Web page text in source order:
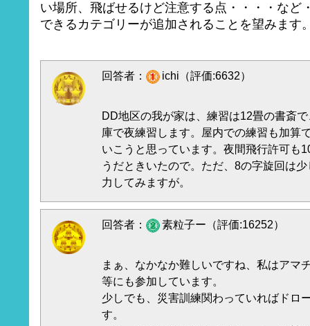
い場所、飛ばせるけど注意する点・・・・など
できるカテゴリーが追加されることを望みます
回答者： ichi（評価:6632）
DD地区の我が家は、練習は12畳の書斎
庫で夜練習します。屋内での練習も加算
いこうと思っています。夜間飛行許可も
うだときいたので。ただ、8の字旋回は
力してみますが。
回答者： 素粒子ー（評価:16252）
まぁ、なかなか難しいですね、私はアマ
等にも参加しています。
少しでも、災害訓練関わっていればドロ
す。